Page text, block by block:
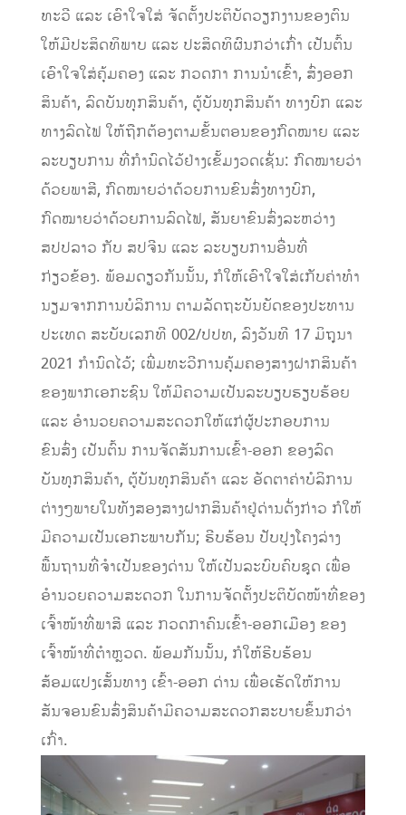
ທະວີ ແລະ ເອົາໃຈໃສ່ ຈັດຕັ້ງປະຕິບັດວຽກງານຂອງຕົນ
ໃຫ້ມີປະສິດທິພາບ ແລະ ປະສິດທິຜົນກວ່າເກົ່າ ເປັນຕົ້ນ
ເອົາໃຈໃສ່ຄຸ້ມຄອງ ແລະ ກວດກາ ການນໍາເຂົ້າ, ສົ່ງອອກ
ສິນຄ້າ, ລົດບັນທຸກສິນຄ້າ, ຕູ້ບັນທຸກສິນຄ້າ ທາງບົກ ແລະ
ທາງລົດໄຟ ໃຫ້ຖືກຕ້ອງຕາມຂັ້ນຕອນຂອງກົດໝາຍ ແລະ
ລະບຽບການ ທີ່ກໍານົດໄວ້ຢ່າງເຂັ້ມງວດເຊັ່ນ: ກົດໝາຍວ່າ
ດ້ວຍພາສີ, ກົດໝາຍວ່າດ້ວຍການຂົນສົ່ງທາງບົກ,
ກົດໝາຍວ່າດ້ວຍການລົດໄຟ, ສັນຍາຂົນສົ່ງລະຫວ່າງ
ສປປລາວ ກັບ ສປຈີນ ແລະ ລະບຽບການອື່ນທີ່
ກ່ຽວຂ້ອງ. ພ້ອມດຽວກັນນັ້ນ, ກໍໃຫ້ເອົາໃຈໃສ່ເກັບຄ່າທໍາ
ນຽມຈາກການບໍລິການ ຕາມລັດຖະບັນຍັດຂອງປະທານ
ປະເທດ ສະບັບເລກທີ 002/ປປທ, ລົງວັນທີ 17 ມິຖຸນາ
2021 ກໍານົດໄວ້; ເພີ່ມທະວີການຄຸ້ມຄອງສາງຝາກສິນຄ້າ
ຂອງພາກເອກະຊົນ ໃຫ້ມີຄວາມເປັນລະບຽບຮຽບຮ້ອຍ
ແລະ ອໍານວຍຄວາມສະດວກໃຫ້ແກ່ຜູ້ປະກອບການ
ຂົນສົ່ງ ເປັນຕົ້ນ ການຈັດສັນການເຂົ້າ-ອອກ ຂອງລົດ
ບັນທຸກສິນຄ້າ, ຕູ້ບັນທຸກສິນຄ້າ ແລະ ອັດຕາຄ່າບໍລິການ
ຕ່າງໆພາຍໃນທັງສອງສາງຝາກສິນຄ້າຢູ່ດ່ານດັ່ງກ່າວ ກໍໃຫ້
ມີຄວາມເປັນເອກະພາບກັນ; ຮີບຮ້ອນ ປັບປຸງໂຄງລ່າງ
ພື້ນຖານທີ່ຈໍາເປັນຂອງດ່ານ ໃຫ້ເປັນລະບົບຄົບຊຸດ ເພື່ອ
ອໍານວຍຄວາມສະດວກ ໃນການຈັດຕັ້ງປະຕິບັດໜ້າທີ່ຂອງ
ເຈົ້າໜ້າທີ່ພາສີ ແລະ ກວດກາຄົນເຂົ້າ-ອອກເມືອງ ຂອງ
ເຈົ້າໜ້າທີ່ຕໍາຫຼວດ. ພ້ອມກັນນັ້ນ, ກໍໃຫ້ຮີບຮ້ອນ
ສ້ອມແປງເສັ້ນທາງ ເຂົ້າ-ອອກ ດ່ານ ເພື່ອເຮັດໃຫ້ການ
ສັນຈອນຂົນສົ່ງສິນຄ້າມີຄວາມສະດວກສະບາຍຂຶ້ນກວ່າ
ເກົ່າ.